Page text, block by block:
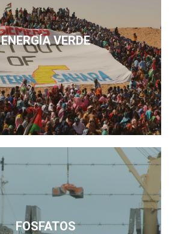
ENERGÍA VERDE
FOSFATOS